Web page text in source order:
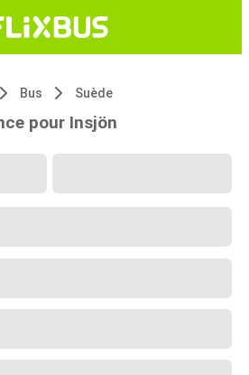
Bus Suède
pour Insjön